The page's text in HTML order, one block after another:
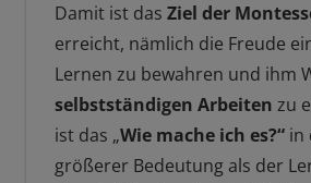
Damit ist das Ziel der
erreicht, nämlich die Freude
Lernen zu bewahren und ihm
selbstständigen Arbeiten zu
ist das „Wie mache ich es?“in
größerer Bedeutung als der